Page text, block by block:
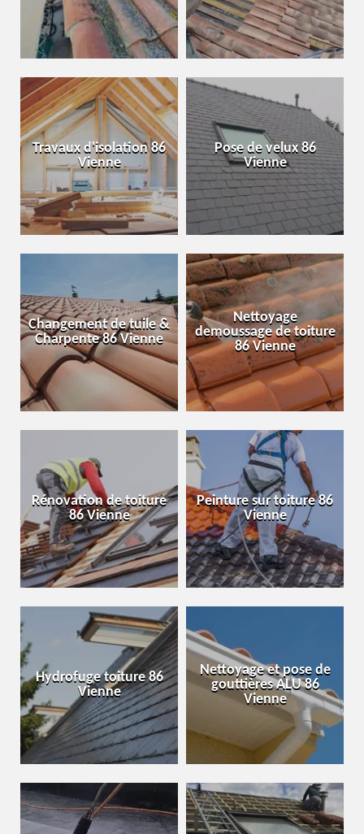
Travaux d'isolation 86
Vienne
Pose de velux 86
Vienne
Changement de tuile &
Charpente 86 Vienne
Nettoyage
demoussage de toiture
86 Vienne
Rénovation de toiture
86 Vienne
Peinture sur toiture 86
Vienne
Hydrofuge toiture 86
Vienne
Nettoyage et pose de
gouttières ALU 86
Vienne